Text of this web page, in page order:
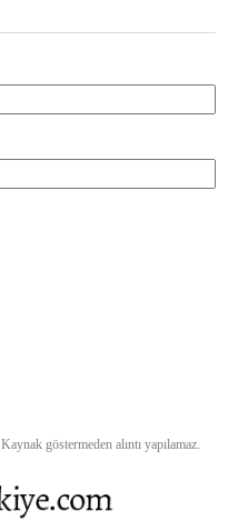
. Kaynak göstermeden alıntı yapılamaz.